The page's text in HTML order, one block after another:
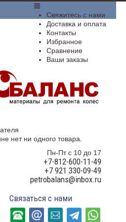
­Свяжитесь с нами
Доставка и оплата
Контакты
Избранное
Сравнение
Ваши заказы
нет ни одного товара.
Пн-Пт с 10 до 17
+7-812-600-11-49
+7 921 330-09-49
petrobalans@inbox.ru
Связаться с нами